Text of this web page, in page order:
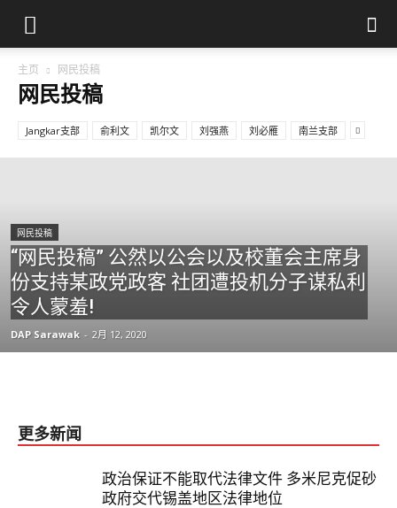
主页 网民投稿
网民投稿
Jangkar支部 俞利文 凯尔文 刘强燕 刘必雁 南兰支部
网民投稿
“网民投稿” 公然以公会以及校董会主席身
份支持某政党政客 社团遭投机分子谋私利
令人蒙羞!
DAP Sarawak - 2月 12, 2020
更多新闻
政治保证不能取代法律文件 多米尼克促砂
政府交代锡盖地区法律地位